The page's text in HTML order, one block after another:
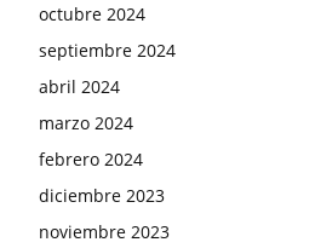
octubre 2024
septiembre 2024
abril 2024
marzo 2024
febrero 2024
diciembre 2023
noviembre 2023